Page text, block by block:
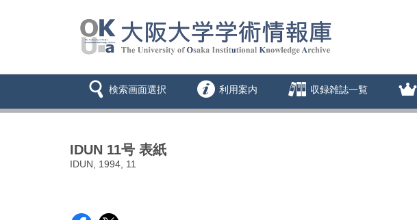
検索画面選択 利用案内 収録雑誌一覧
IDUN 11号 表紙
IDUN, 1994, 11